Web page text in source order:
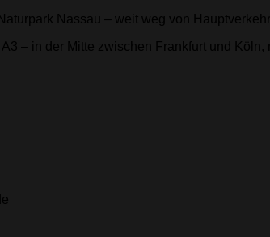
Nassau – weit weg von
– in der Mitte zwischen Frankfurt und